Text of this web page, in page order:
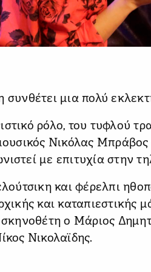
συνθέτει μια πολύ
ρόλο, του τυφλού
Νικόλας
με επιτυχία στην
και φέρελπι
και καταπιεστικής
ο Μάριος
Νικολαϊδης.